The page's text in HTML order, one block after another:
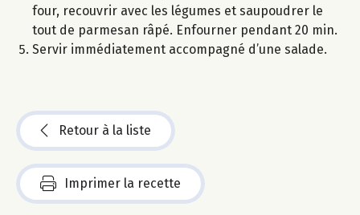
four, recouvrir avec les légumes et saupoudrer le
tout de parmesan râpé. Enfourner pendant 20 min.
Servir immédiatement accompagné d’une salade.
Retour à la liste
Imprimer la recette